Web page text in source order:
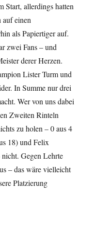
Start, allerdings hatten
einen
als Papiertiger auf.
zwei Fans – und
derer Herzen.
Lister Turm und
In Summe nur drei
Wer von uns dabei
Zweiten Rinteln
zu holen – 0 aus 4
18) und Felix
Gegen Lehrte
– das wäre vielleicht
Platzierung